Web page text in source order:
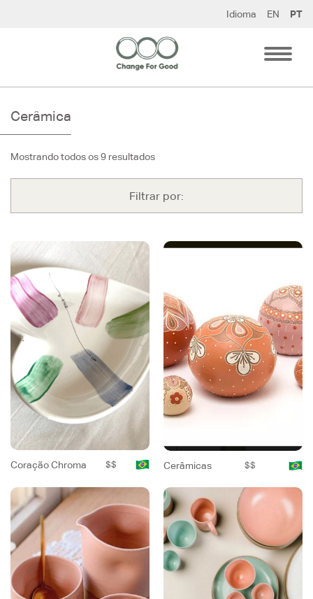
Idioma EN PT
Cerâmica
Mostrando todos os 9 resultados
Filtrar por:
Coração Chroma $$ Cerâmicas $$